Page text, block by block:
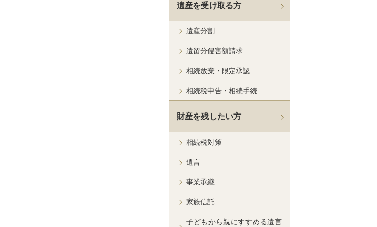
遺産を受け取る方
遺産分割
遺留分侵害額請求
相続放棄・限定承認
相続税申告・相続手続
財産を残したい方
相続税対策
遺言
事業承継
家族信託
子どもから親にすすめる遺言